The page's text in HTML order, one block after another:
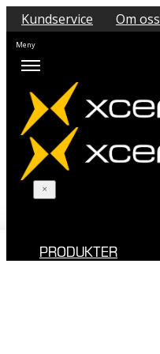
Kundservice Om oss
PRODUKTER